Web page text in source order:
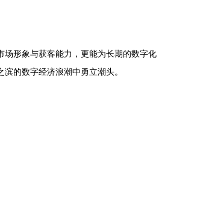
形象与获客能力，更能为长期的数字化
的数字经济浪潮中勇立潮头。